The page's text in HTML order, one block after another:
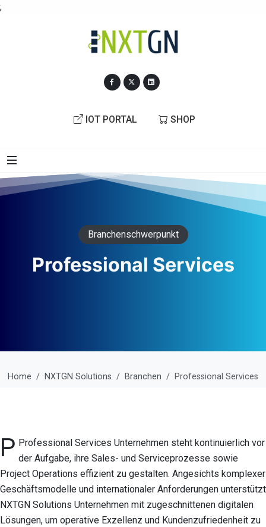
;
IOT PORTAL SHOP
Branchenschwerpunkt
Professional Services
Home NXTGN Solutions Branchen Professional Services
P Professional Services Unternehmen steht kontinuierlich vor
der Aufgabe, ihre Sales- und Serviceprozesse sowie
Project Operations effizient zu gestalten. Angesichts komplexer
Geschäftsmodelle und internationaler Anforderungen unterstützt
NXTGN Solutions Unternehmen mit zugeschnittenen digitalen
Lösungen, um operative Exzellenz und Kundenzufriedenheit zu